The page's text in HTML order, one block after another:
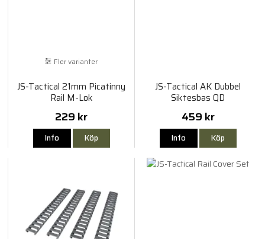
Fler varianter
JS-Tactical 21mm Picatinny
Rail M-Lok
229 kr
Info Köp
JS-Tactical AK Dubbel
Siktesbas QD
459 kr
Info Köp